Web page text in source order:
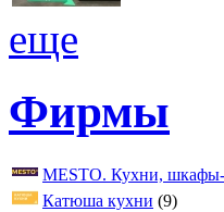
еще
Фирмы
MESTO. Кухни, шкафы-
Катюша кухни (9)